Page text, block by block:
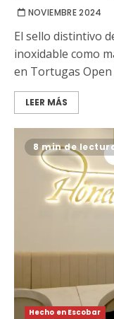
NOVIEMBRE 2024
El sello distintivo
inoxidable como
en Tortugas Open
LEER MÁS
8 min de
Hecho en Escobar